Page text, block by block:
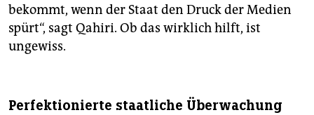
bekommt, wenn der Staat den Druck der Medien
spürt“, sagt Qahiri. Ob das wirklich hilft, ist
ungewiss.
Perfektionierte staatliche Überwachung